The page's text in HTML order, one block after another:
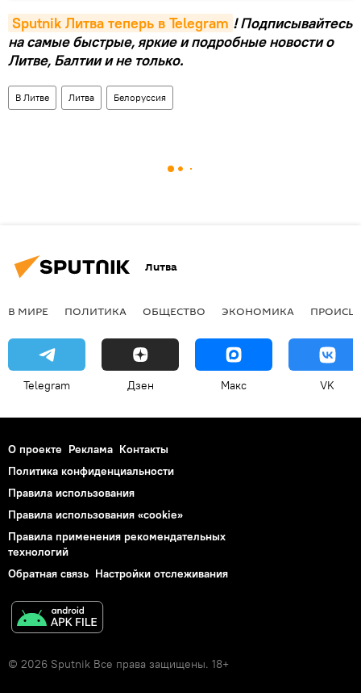
Sputnik Литва теперь в Telegram ! Подписывайтесь
на самые быстрые, яркие и подробные новости о
Литве, Балтии и не только.
В Литве Литва Белоруссия
Литва
В МИРЕ ПОЛИТИКА ОБЩЕСТВО ЭКОНОМИКА
Telegram Дзен Макс VK
О проекте Реклама Контакты
Политика конфиденциальности
Правила использования
Правила использования «cookie»
Правила применения рекомендательных
технологий
Обратная связь Настройки отслеживания
© 2026 Sputnik Все права защищены. 18+